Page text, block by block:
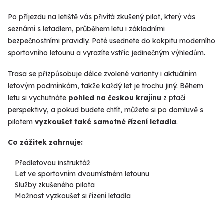
Po příjezdu na letiště vás přivítá zkušený pilot, který vás
seznámí s letadlem, průběhem letu i základními
bezpečnostními pravidly. Poté usednete do kokpitu moderního
sportovního letounu a vyrazíte vstříc jedinečným výhledům.
Trasa se přizpůsobuje délce zvolené varianty i aktuálním
letovým podmínkám, takže každý let je trochu jiný. Během
letu si vychutnáte pohled na českou krajinu z ptačí
perspektivy, a pokud budete chtít, můžete si po domluvě s
pilotem vyzkoušet také samotné řízení letadla.
Co zážitek zahrnuje:
Předletovou instruktáž
Let ve sportovním dvoumístném letounu
Služby zkušeného pilota
Možnost vyzkoušet si řízení letadla